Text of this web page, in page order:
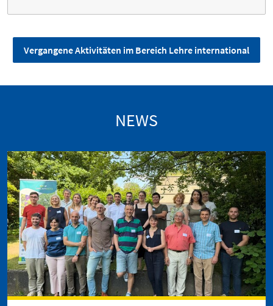
Vergangene Aktivitäten im Bereich Lehre international
NEWS